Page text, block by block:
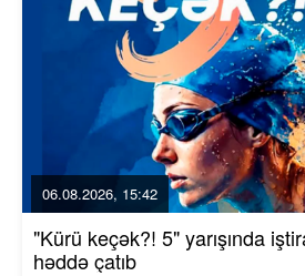
06.08.2026, 15:42
"Kürü keçək?! 5" yarışında
həddə çatıb